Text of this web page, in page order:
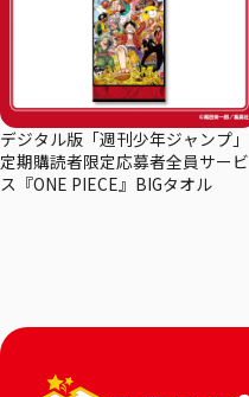
デジタル版「週刊少年ジャンプ」
定期購読者限定応募者全員サービ
ス『ONE PIECE』BIGタオル